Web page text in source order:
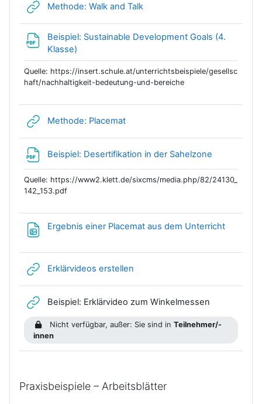
Methode: Walk and TalkLink/URL
Beispiel: Sustainable Development Goals (4.
Klasse)
Quelle: https://insert.schule.at/unterrichtsbeispiele/gesellsc
haft/nachhaltigkeit-bedeutung-und-bereiche
Methode: PlacematLink/URL
Beispiel: Desertifikation in der Sahelzone
Quelle: https://www2.klett.de/sixcms/media.php/82/24130_
142_153.pdf
Ergebnis einer Placemat aus dem UnterrichtDatei
Erklärvideos erstellen
Beispiel: Erklärvideo zum Winkelmessen
Nicht verfügbar, außer: Sie sind inTeilnehmer/-
innen
Praxisbeispiele – Arbeitsblätter